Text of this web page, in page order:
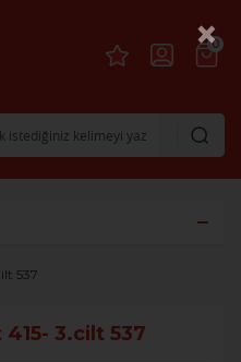
0
537
3.cilt 537
×